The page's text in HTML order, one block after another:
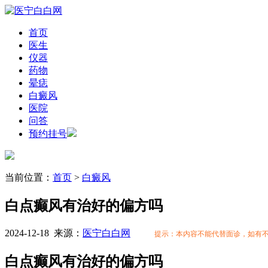
首页
医生
仪器
药物
晕痣
白癜风
医院
问答
预约挂号
当前位置： 首页 > 白癜风
白点癫风有治好的偏方吗
2024-12-18 来源： 医宁白白网 提示：本内容不能代替面诊，如有
白点癫风有治好的偏方吗